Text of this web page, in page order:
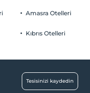
Amasra Otelleri
Kıbrıs Otelleri
Tesisinizi kaydedin